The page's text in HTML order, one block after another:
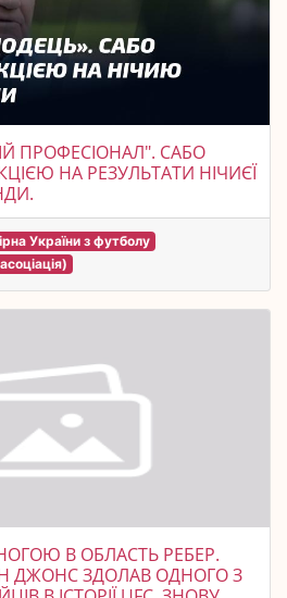
ПРОФЕСІОНАЛ". САБО
НА РЕЗУЛЬТАТИ НІЧИЄЇ
України з футболу
В ОБЛАСТЬ РЕБЕР.
ДЖОНС ЗДОЛАВ ОДНОГО З